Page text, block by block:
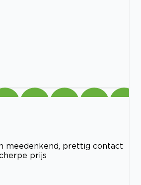
meedenkend, prettig contact
prijs